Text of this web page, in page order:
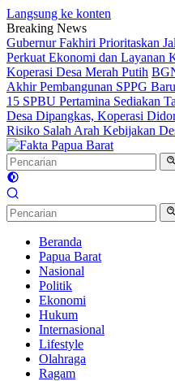
Langsung ke konten
Breaking News
Gubernur Fakhiri Prioritaskan
Perkuat Ekonomi dan Layanan
Koperasi Desa Merah Putih
Akhir Pembangunan SPPG Baru
15 SPBU Pertamina Sediakan
Desa Dipangkas, Koperasi
Risiko Salah Arah Kebijakan
Beranda
Papua Barat
Nasional
Politik
Ekonomi
Hukum
Internasional
Lifestyle
Olahraga
Ragam